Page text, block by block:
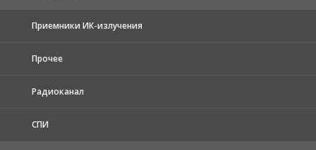
Приемники ИК-излучения
Прочее
Радиоканал
СПИ